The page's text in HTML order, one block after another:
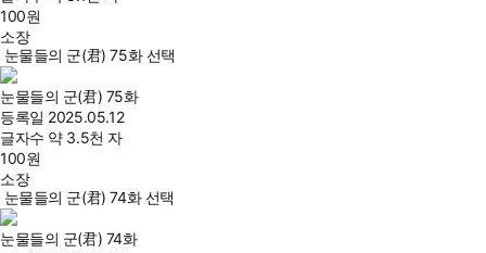
100원
소장
눈물들의 군(君) 75화 선택
눈물들의 군(君) 75화
등록일 2025.05.12
글자수 약 3.5천 자
100원
소장
눈물들의 군(君) 74화 선택
눈물들의 군(君) 74화